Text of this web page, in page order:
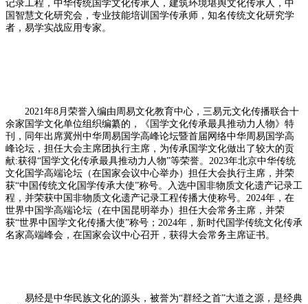
记录工程，中华传统国学文化传承人，建筑环境堪舆文化传承人，中
国智慧文化研究会，专业技能培训国学传承师，知名传统文化研究学
者，易学实战应用专家。
2021年8月荣誉入编由周易文化教育中心，三易元文化传播联合十
余家国学文化单位组织编纂的，《国学文化传承最具推动力人物》特
刊，同年出席冀州中华周易国学高峰论坛暨首届网络中华周易国学高
峰论坛，担任大会主席团执行主席，为传承国学文化做出了较大的贡
献:获得“国学文化传承最具推动力人物”等荣誉。2023年北京中华传统
文化国学高端论坛（在国家会议中心举办）担任大会执行主席，并荣
获“中国传统文化国学传承大使”称号。入选中国非物质文化遗产记录工
程，并荣获中国非物质文化遗产记录工程传播大使称号。2024年，在
世界中国学高端论坛（在中国昆明举办）担任大会常务主席，并荣
获“世界中国学文化传播大使”称号；2024年，新时代国学传统文化传承
名家高端峰会，在国家会议中心召开，获得大会常务主席证书。
易经是中华民族文化的源头，被誉为“群经之首”大道之源，是经典